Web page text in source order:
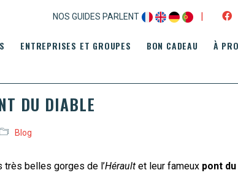
NOS GUIDES PARLENT |
ENTREPRISES ET GROUPES BON CADEAU À
DU DIABLE
Blog
très belles gorges de l’Hérault et leur fameux pont